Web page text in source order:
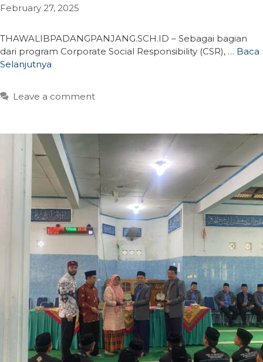
February 27, 2025
THAWALIBPADANGPANJANG.SCH.ID – Sebagai bagian
dari program Corporate Social Responsibility (CSR), … Baca
Selanjutnya
Leave a comment